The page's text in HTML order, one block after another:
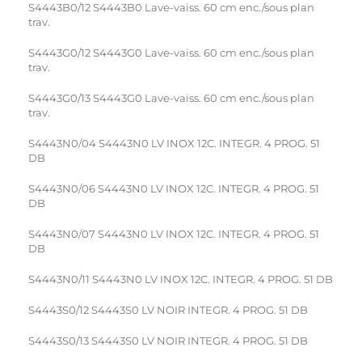
S4443B0/12 S4443B0 Lave-vaiss. 60 cm enc./sous plan
trav.
S4443G0/12 S4443G0 Lave-vaiss. 60 cm enc./sous plan
trav.
S4443G0/13 S4443G0 Lave-vaiss. 60 cm enc./sous plan
trav.
S4443N0/04 S4443N0 LV INOX 12C. INTEGR. 4 PROG. 51
DB
S4443N0/06 S4443N0 LV INOX 12C. INTEGR. 4 PROG. 51
DB
S4443N0/07 S4443N0 LV INOX 12C. INTEGR. 4 PROG. 51
DB
S4443N0/11 S4443N0 LV INOX 12C. INTEGR. 4 PROG. 51 DB
S4443S0/12 S4443S0 LV NOIR INTEGR. 4 PROG. 51 DB
S4443S0/13 S4443S0 LV NOIR INTEGR. 4 PROG. 51 DB